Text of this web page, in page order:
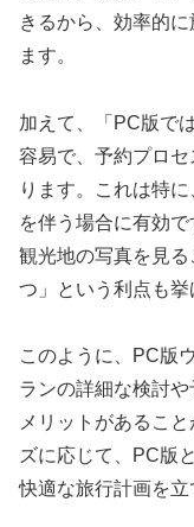
きるから、効率的
ます。
加えて、「PC版で
容易で、予約プロ
ります。これは特
を伴う場合に有効
観光地の写真を見
つ」という利点も挙
このように、PC版
ランの詳細な検討
メリットがあるこ
ズに応じて、PC版
快適な旅行計画を立